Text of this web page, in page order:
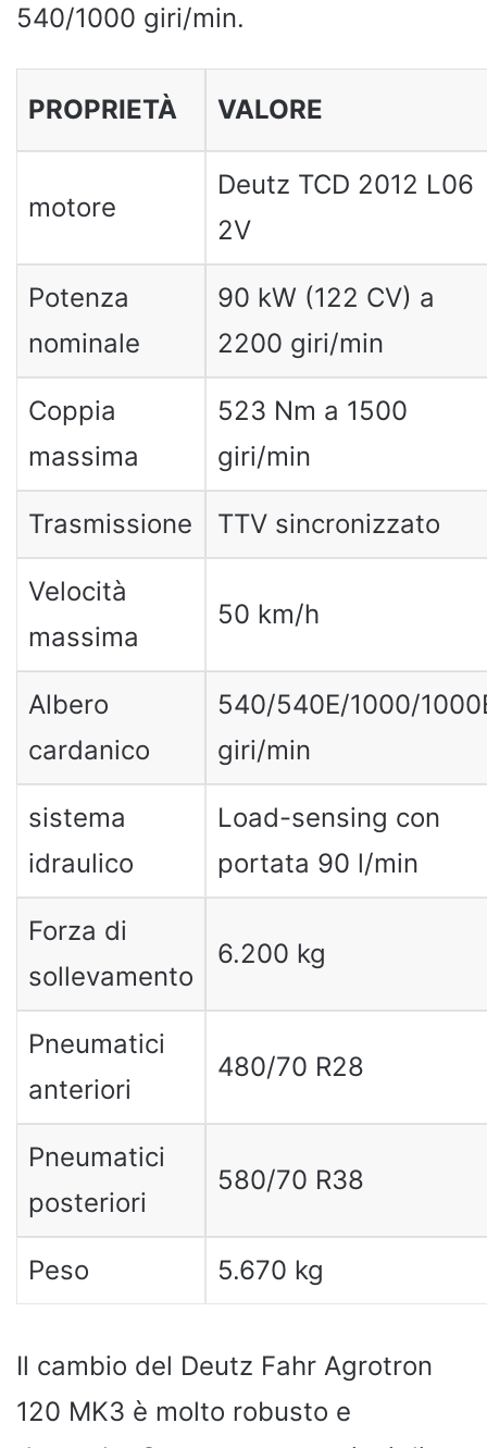
540/1000 giri/min.
PROPRIETÀ VALORE
motore
Deutz TCD 2012 L06
2V
Potenza
nominale
90 kW (122 CV) a
2200 giri/min
Coppia
massima
523 Nm a 1500
giri/min
Trasmissione TTV sincronizzato
Velocità
massima
50 km/h
Albero
cardanico
540/540E/1000/
giri/min
sistema
idraulico
Load-sensing con
portata 90 l/min
Forza di
sollevamento
6.200 kg
Pneumatici
anteriori
480/70 R28
Pneumatici
posteriori
580/70 R38
Peso 5.670 kg
Il cambio del Deutz Fahr Agrotron
120 MK3 è molto robusto e